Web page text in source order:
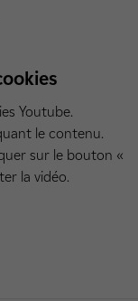
Youtube.
le contenu.
sur le bouton «
la vidéo.